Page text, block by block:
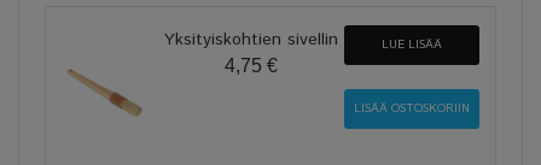
Yksityiskohtien sivellin
4,75 €
LUE LISÄÄ